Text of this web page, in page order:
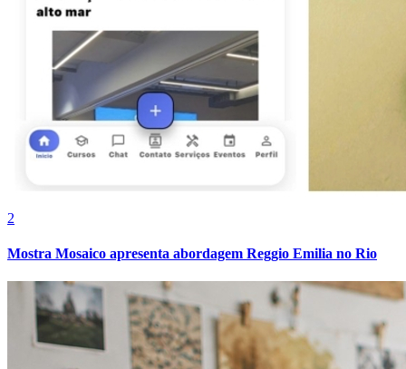
Internacional
2
Mostra Mosaico apresenta abordagem Reggio Emilia no Rio